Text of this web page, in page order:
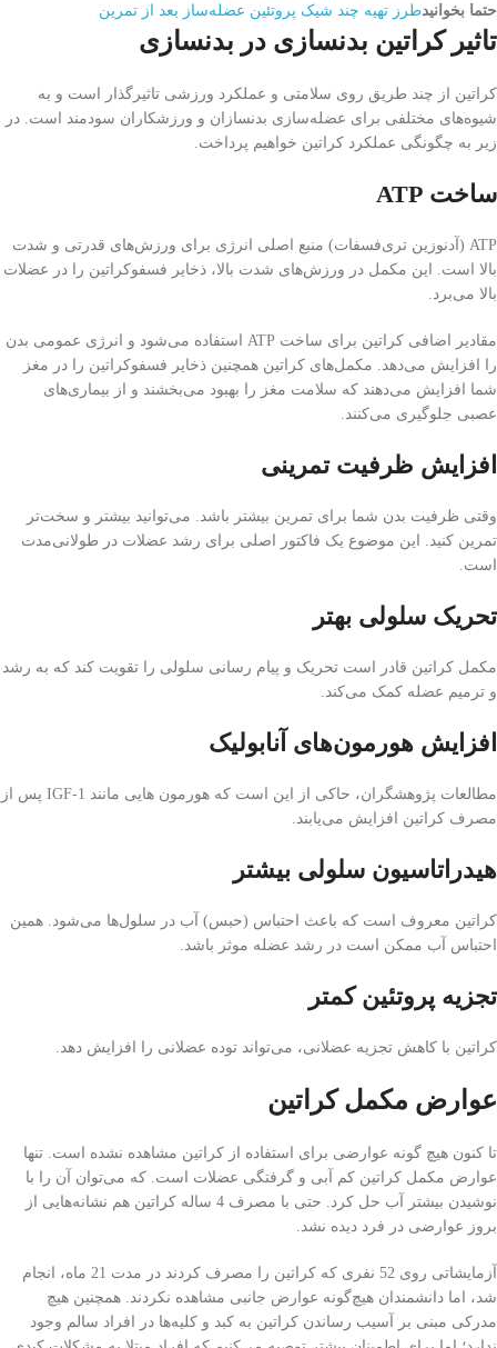
حتما بخوانیدطرز تهیه چند شیک پروتئین عضله‌ساز بعد از تمرین
تاثیر کراتین بدنسازی در بدنسازی
کراتین از چند طریق روی سلامتی و عملکرد ورزشی تاثیرگذار است و به
شیوه‌های مختلفی برای عضله‌سازی بدنسازان و ورزشکاران سودمند است. در
زیر به چگونگی عملکرد کراتین خواهیم پرداخت.
ساخت ATP
ATP (آدنوزین تری‌فسفات) منبع اصلی انرژی برای ورزش‌های قدرتی و شدت
بالا است. این مکمل در ورزش‌های شدت بالا، ذخایر فسفوکراتین را در عضلات
بالا می‌برد.
مقادیر اضافی کراتین برای ساخت ATP استفاده می‌شود و انرژی عمومی بدن
را افزایش می‌دهد. مکمل‌های کراتین همچنین ذخایر فسفوکراتین را در مغز
شما افزایش می‌دهند که سلامت مغز را بهبود می‌بخشند و از بیماری‌های
عصبی جلوگیری می‌کنند.
افزایش ظرفیت تمرینی
وقتی ظرفیت بدن شما برای تمرین بیشتر باشد. می‌توانید بیشتر و سخت‌تر
تمرین کنید. این موضوع یک فاکتور اصلی برای رشد عضلات در طولانی‌مدت
است.
تحریک سلولی بهتر
مکمل کراتین قادر است تحریک و پیام رسانی سلولی را تقویت کند که به رشد
و ترمیم عضله کمک می‌کند.
افزایش هورمون‌های آنابولیک
مطالعات پژوهشگران، حاکی از این است که هورمون هایی مانند IGF-1 پس از
مصرف کراتین افزایش می‌یابند.
هیدراتاسیون سلولی بیشتر
کراتین معروف است که باعث احتباس (حبس) آب در سلول‌ها می‌شود. همین
احتباس آب ممکن است در رشد عضله موثر باشد.
تجزیه پروتئین کمتر
کراتین با کاهش تجزیه عضلانی، می‌تواند توده عضلانی را افزایش دهد.
عوارض مکمل کراتین
تا کنون هیچ گونه عوارضی برای استفاده از کراتین مشاهده نشده است. تنها
عوارض مکمل کراتین کم آبی و گرفتگی عضلات است. که می‌توان آن را با
نوشیدن بیشتر آب حل کرد. حتی با مصرف 4 ساله کراتین هم نشانه‌هایی از
بروز عوارضی در فرد دیده نشد.
آزمایشاتی روی 52 نفری که کراتین را مصرف کردند در مدت 21 ماه، انجام
شد، اما دانشمندان هیچ‌گونه عوارض جانبی مشاهده نکردند. همچنین هیچ
مدرکی مبنی بر آسیب رساندن کراتین به کبد و کلیه‌ها در افراد سالم وجود